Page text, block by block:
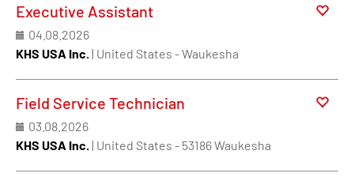
Executive Assistant
04.08.2026
KHS USA Inc. | United States - Waukesha
Field Service Technician
03.08.2026
KHS USA Inc. | United States - 53186 Waukesha